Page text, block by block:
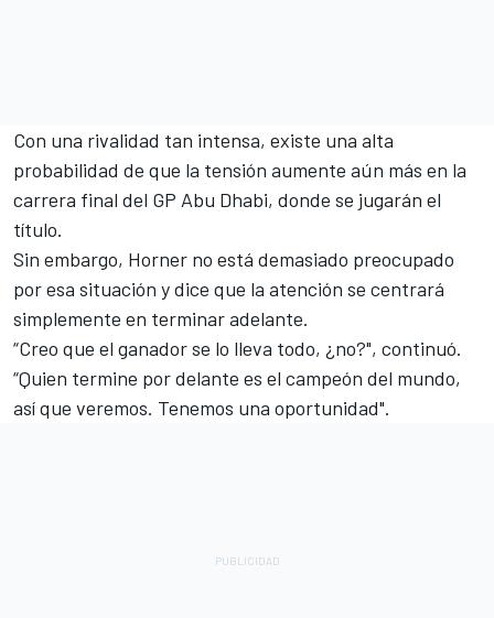
Con una rivalidad tan intensa, existe una alta
probabilidad de que la tensión aumente aún más en la
carrera final del GP Abu Dhabi, donde se jugarán el
título.
Sin embargo, Horner no está demasiado preocupado
por esa situación y dice que la atención se centrará
simplemente en terminar adelante.
“Creo que el ganador se lo lleva todo, ¿no?", continuó.
“Quien termine por delante es el campeón del mundo,
así que veremos. Tenemos una oportunidad".